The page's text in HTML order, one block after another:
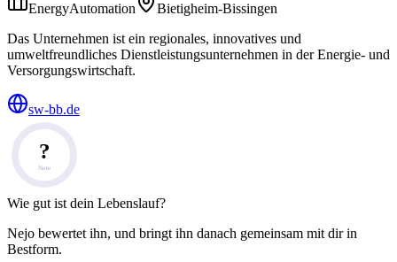
EnergyAutomation
Bietigheim-Bissingen
Das Unternehmen ist ein regionales, innovatives und
umweltfreundliches Dienstleistungsunternehmen in der Energie- und
Versorgungswirtschaft.
sw-bb.de
?
Note
Wie gut ist dein Lebenslauf?
Nejo bewertet ihn, und bringt ihn danach gemeinsam mit dir in
Bestform.